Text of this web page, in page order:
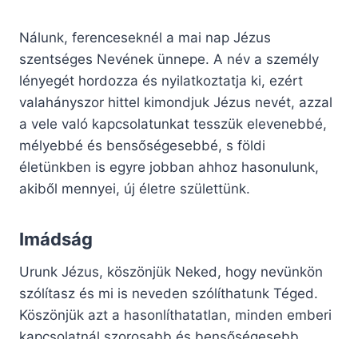
Nálunk, ferenceseknél a mai nap Jézus
szentséges Nevének ünnepe. A név a személy
lényegét hordozza és nyilatkoztatja ki, ezért
valahányszor hittel kimondjuk Jézus nevét, azzal
a vele való kapcsolatunkat tesszük elevenebbé,
mélyebbé és bensőségesebbé, s földi
életünkben is egyre jobban ahhoz hasonulunk,
akiből mennyei, új életre születtünk.
Imádság
Urunk Jézus, köszönjük Neked, hogy nevünkön
szólítasz és mi is neveden szólíthatunk Téged.
Köszönjük azt a hasonlíthatatlan, minden emberi